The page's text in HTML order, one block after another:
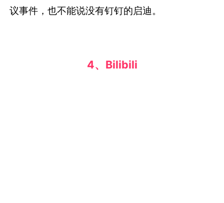
议事件，也不能说没有钉钉的启迪。
4、Bilibili